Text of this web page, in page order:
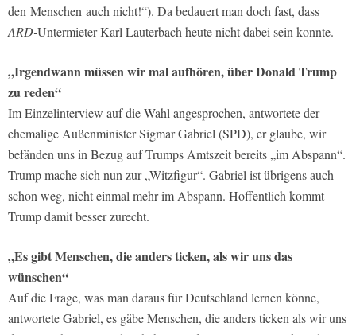
den Menschen auch nicht!“). Da bedauert man doch fast, dass
ARD-Untermieter Karl Lauterbach heute nicht dabei sein konnte.
„Irgendwann müssen wir mal aufhören, über Donald Trump
zu reden“
Im Einzelinterview auf die Wahl angesprochen, antwortete der
ehemalige Außenminister Sigmar Gabriel (SPD), er glaube, wir
befänden uns in Bezug auf Trumps Amtszeit bereits „im Abspann“.
Trump mache sich nun zur „Witzfigur“. Gabriel ist übrigens auch
schon weg, nicht einmal mehr im Abspann. Hoffentlich kommt
Trump damit besser zurecht.
„Es gibt Menschen, die anders ticken, als wir uns das
wünschen“
Auf die Frage, was man daraus für Deutschland lernen könne,
antwortete Gabriel, es gäbe Menschen, die anders ticken als wir uns